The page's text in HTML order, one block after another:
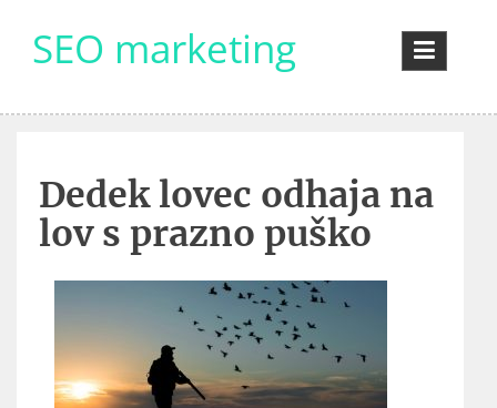
contentSEO marketing
Dedek lovec odhaja na
lov s prazno puško